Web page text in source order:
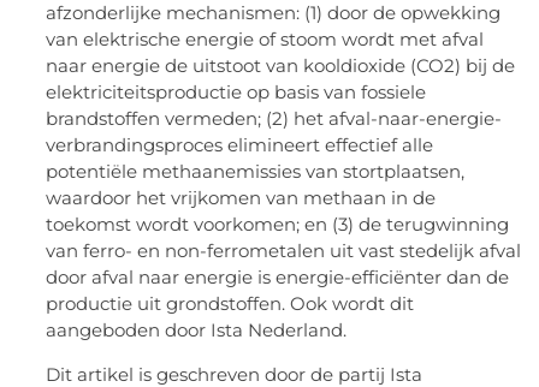
afzonderlijke mechanismen: (1) door de opwekking
van elektrische energie of stoom wordt met afval
naar energie de uitstoot van kooldioxide (CO2) bij de
elektriciteitsproductie op basis van fossiele
brandstoffen vermeden; (2) het afval-naar-energie-
verbrandingsproces elimineert effectief alle
potentiële methaanemissies van stortplaatsen,
waardoor het vrijkomen van methaan in de
toekomst wordt voorkomen; en (3) de terugwinning
van ferro- en non-ferrometalen uit vast stedelijk afval
door afval naar energie is energie-efficiënter dan de
productie uit grondstoffen. Ook wordt dit
aangeboden door Ista Nederland.
Dit artikel is geschreven door de partij Ista